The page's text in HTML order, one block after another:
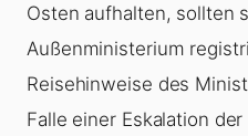
Osten aufhalten, sollten
Außenministerium
Reisehinweise des
Falle einer Eskalation